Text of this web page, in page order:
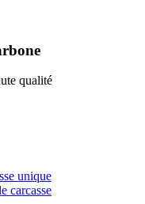
qualité
unique
carcasse